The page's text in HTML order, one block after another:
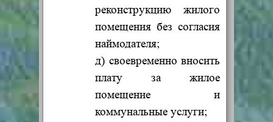
реконструкцию жилого
помещения без согласия
наймодателя;
д) своевременно вносить
плату за жилое
помещение и
коммунальные услуги;